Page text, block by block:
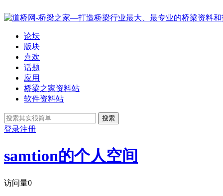
论坛
版块
喜欢
话题
应用
桥梁之家资料站
软件资料站
搜索
登录注册
samtion的个人空间
访问量0